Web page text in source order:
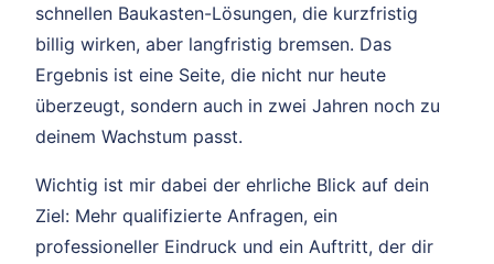
schnellen Baukasten-Lösungen, die kurzfristig
billig wirken, aber langfristig bremsen. Das
Ergebnis ist eine Seite, die nicht nur heute
überzeugt, sondern auch in zwei Jahren noch zu
deinem Wachstum passt.
Wichtig ist mir dabei der ehrliche Blick auf dein
Ziel: Mehr qualifizierte Anfragen, ein
professioneller Eindruck und ein Auftritt, der dir